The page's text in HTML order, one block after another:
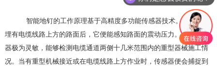
智能地钉的工作原理基于高精度多功能传感器技术。将其嵌入
埋有电缆线路上方的路面后，它便能感知路面的震动压力。这种传感
器极为灵敏，能够检测电缆通道两侧十几米范围内的重型器械施工情
况。当有重型机械接近或在电缆线路上方作业时，传感器便会捕捉到